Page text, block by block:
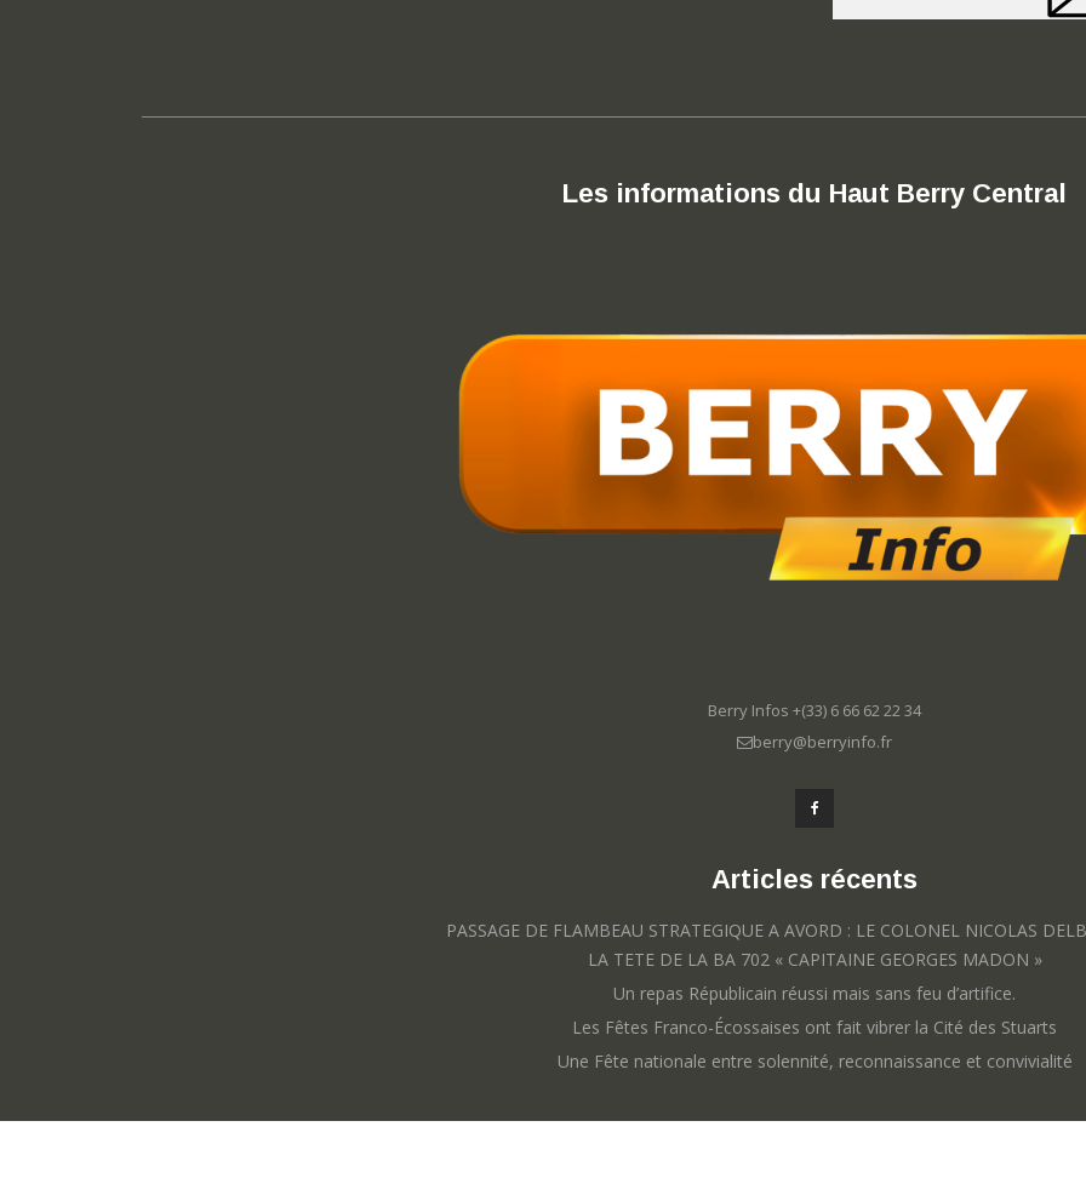
Les informations du Haut Berry Central
Berry Infos +(33) 6 66 62 22 34
berry@berryinfo.fr
Articles récents
PASSAGE DE FLAMBEAU STRATEGIQUE A AVORD : LE COLONEL NICOLAS
LA TETE DE LA BA 702 « CAPITAINE GEORGES MADON »
Un repas Républicain réussi mais sans feu d’artifice.
Les Fêtes Franco-Écossaises ont fait vibrer la Cité des Stuarts
Une Fête nationale entre solennité, reconnaissance et convivialité